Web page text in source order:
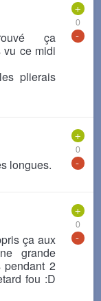
+
0
-
ça
vu ce midi
plierais
+
0
-
longues.
+
0
-
ça aux
grande
pendant 2
fou :D